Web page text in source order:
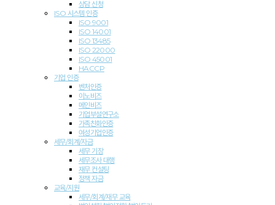
상담 신청
ISO 시스템 인증
ISO 9001
ISO 14001
ISO 13485
ISO 22000
ISO 45001
HACCP
기업 인증
벤처인증
이노비즈
메인비즈
기업부설연구소
가족친화인증
여성기업인증
세무/회계/자금
세무 기장
세무조사 대행
재무 컨설팅
정책 자금
교육/지원
세무/회계/재무 교육